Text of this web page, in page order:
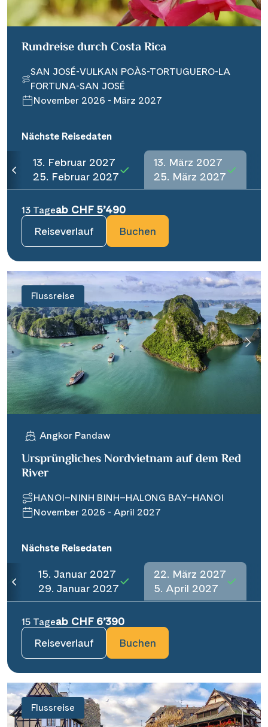
Rundreise durch Costa Rica
SAN JOSÉ-VULKAN POÀS-TORTUGUERO-LA
FORTUNA-SAN JOSÉ
November 2026 - März 2027
Nächste Reisedaten
13. Februar 2027
25. Februar 2027
13. März 2027
25. März 2027
13 Tageab CHF 5’490
Reiseverlauf
Buchen
Flussreise
Angkor Pandaw
Ursprüngliches Nordvietnam auf dem Red
River
HANOI–NINH BINH–HALONG BAY–HANOI
November 2026 - April 2027
Nächste Reisedaten
15. Januar 2027
29. Januar 2027
22. März 2027
5. April 2027
15 Tageab CHF 6’390
Reiseverlauf
Buchen
Flussreise